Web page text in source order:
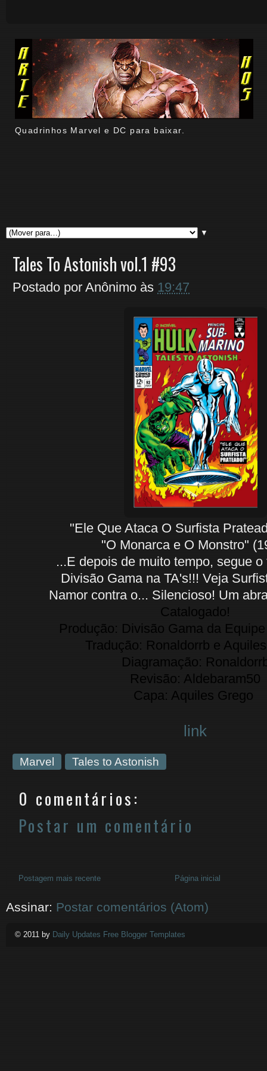
Quadrinhos Marvel e DC para baixar.
▼
Tales To Astonish vol.1 #93
Postado por Anônimo às 19:47
"Ele Que Ataca O Surfista
"O Monarca e O Monstro"
...E depois de muito tempo, segue
Divisão Gama na TA's!!! Veja
Namor contra o... Silencioso! Um
Catalogado!
Produção: Divisão Gama da
Tradução: Ronaldorrb e
Diagramação:
Revisão: Aldebaram50
Capa: Aquiles Grego
link
Marvel Tales to Astonish
0 comentários:
Postar um comentário
Postagem mais recente Página inicial
Assinar: Postar comentários (Atom)
© 2011 by Daily Updates Free Blogger Templates